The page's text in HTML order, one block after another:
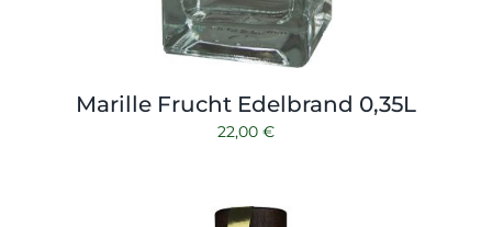
Marille Frucht Edelbrand 0,35L
22,00 €